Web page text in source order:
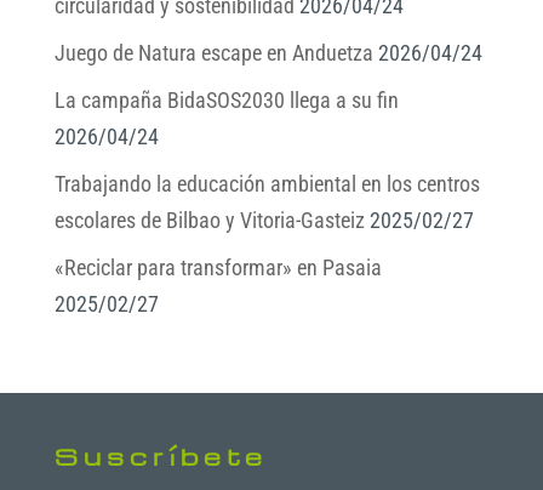
circularidad y sostenibilidad 2026/04/24
Juego de Natura escape en Anduetza 2026/04/24
La campaña BidaSOS2030 llega a su fin
2026/04/24
Trabajando la educación ambiental en los centros
escolares de Bilbao y Vitoria-Gasteiz 2025/02/27
«Reciclar para transformar» en Pasaia
2025/02/27
Suscríbete